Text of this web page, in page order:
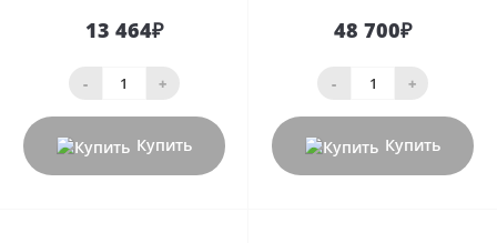
13 464₽
- +
Купить
48 700₽
- +
Купить